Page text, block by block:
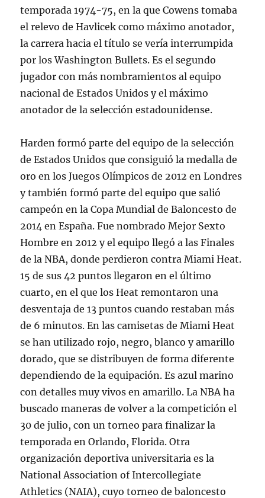
temporada 1974-75, en la que Cowens tomaba
el relevo de Havlicek como máximo anotador,
la carrera hacia el título se vería interrumpida
por los Washington Bullets. Es el segundo
jugador con más nombramientos al equipo
nacional de Estados Unidos y el máximo
anotador de la selección estadounidense.
Harden formó parte del equipo de la selección
de Estados Unidos que consiguió la medalla de
oro en los Juegos Olímpicos de 2012 en Londres
y también formó parte del equipo que salió
campeón en la Copa Mundial de Baloncesto de
2014 en España. Fue nombrado Mejor Sexto
Hombre en 2012 y el equipo llegó a las Finales
de la NBA, donde perdieron contra Miami Heat.
15 de sus 42 puntos llegaron en el último
cuarto, en el que los Heat remontaron una
desventaja de 13 puntos cuando restaban más
de 6 minutos. En las camisetas de Miami Heat
se han utilizado rojo, negro, blanco y amarillo
dorado, que se distribuyen de forma diferente
dependiendo de la equipación. Es azul marino
con detalles muy vivos en amarillo. La NBA ha
buscado maneras de volver a la competición el
30 de julio, con un torneo para finalizar la
temporada en Orlando, Florida. Otra
organización deportiva universitaria es la
National Association of Intercollegiate
Athletics (NAIA), cuyo torneo de baloncesto